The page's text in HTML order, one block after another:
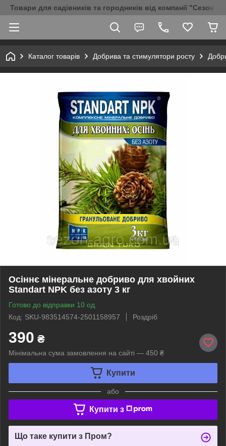
Товари для садівників та городників від компанії "Сезон
Каталог товарів Добрива та стимулятори росту
Осіннє мінеральне добриво для хвойних
Standart NPK без азоту 3 кг
Готово до відправки 10 од.
Код: SKU-983514574-2501158957
Роздріб
390 ₴
Мінімальна сума замовлення на сайті — 450 ₴
Купити
або
Купити з
Що таке купити з Пром?